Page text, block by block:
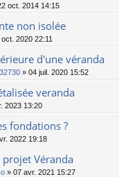
oct. 2014 14:15
non isolée
2020 22:11
d'une véranda
» 04 juil. 2020 15:52
veranda
2023 13:20
fondations ?
2022 19:18
Véranda
» 07 avr. 2021 15:27